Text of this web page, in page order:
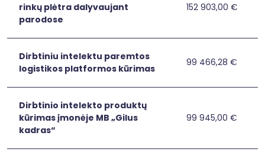
klonavimui
ir
kūrimui
UAB
INKOM
EUROPE
eksporto
rinkų
plėtra
dalyvaujant
parodose
rinkų plėtra dalyvaujant
parodose
UAB INKOM
152 903,00 €
Dirbtiniu
logistikos
platformos
kūrimas
Dirbtiniu intelektu paremtos
logistikos platformos kūrimas
Dirbtiniu
99 466,28 €
Dirbtinio
intelekto
produktų
Dirbtinio intelekto produktų
kūrimas įmonėje MB „Gilus
kadras“
Dirbtinio
99 945,00 €